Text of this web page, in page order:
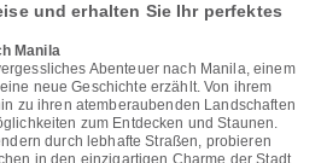
und erhalten Sie Ihr perfektes
Manila
Abenteuer nach Manila, einem
neue Geschichte erzählt. Von ihrem
zu ihren atemberaubenden Landschaften
zum Entdecken und Staunen.
durch lebhafte Straßen, probieren
in den einzigartigen Charme der Stadt